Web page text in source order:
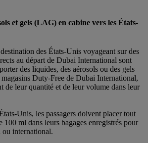
et gels (LAG) en cabine vers les États-
des États-Unis voyageant sur des
au départ de Dubai International sont
des liquides, des aérosols ou des gels
magasins Duty-Free de Dubai International,
de leur quantité et de leur volume dans leur
Unis, les passagers doivent placer tout
100 ml dans leurs bagages enregistrés pour
international.